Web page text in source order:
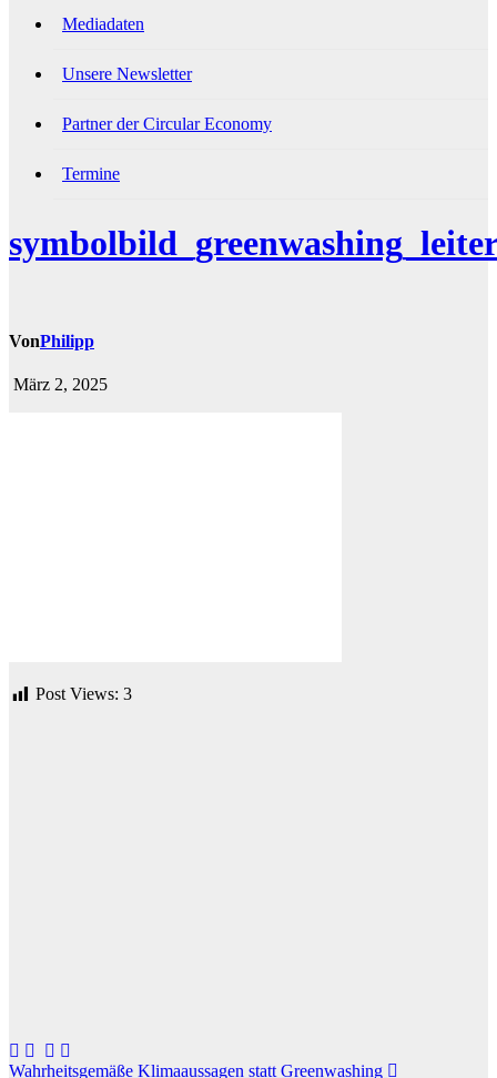
Mediadaten
Unsere Newsletter
Partner der Circular Economy
Termine
VonPhilipp
März 2, 2025
Post Views: 3
Wahrheitsgemäße Klimaaussagen statt Greenwashing